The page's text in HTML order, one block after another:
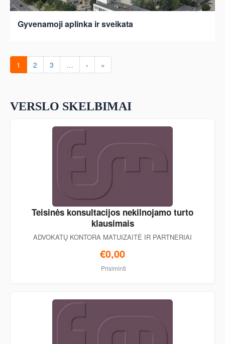
Gyvenamoji aplinka ir sveikata
1 2 3 … › »
VERSLO SKELBIMAI
Teisinės konsultacijos nekilnojamo turto
klausimais
ADVOKATŲ KONTORA MATUIZAITĖ IR PARTNERIAI
€0,00
Prisiminti